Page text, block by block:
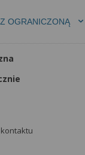
OGRANICZONĄ